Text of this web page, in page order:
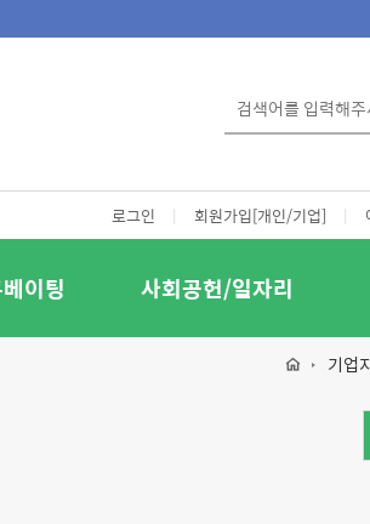
로그인 | 회원가입[개인/기업] |
이팅 사회공헌/일자리
기업